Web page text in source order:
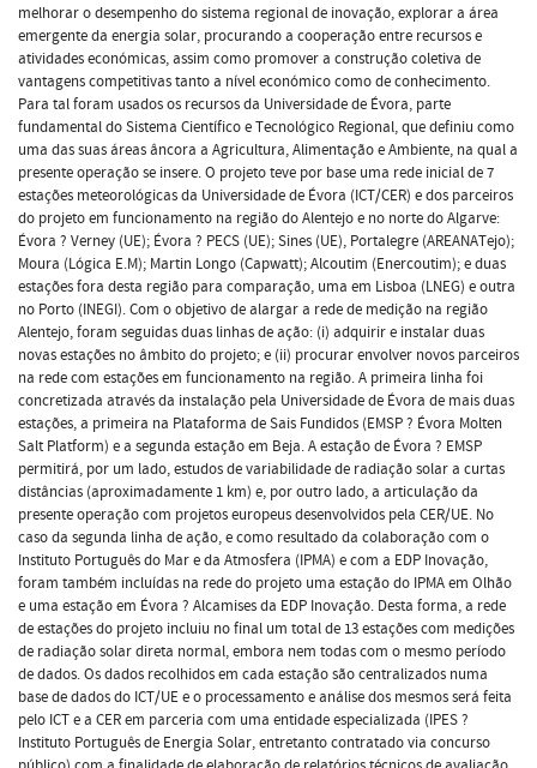
melhorar o desempenho do sistema regional de inovação, explorar a área
emergente da energia solar, procurando a cooperação entre recursos e
atividades económicas, assim como promover a construção coletiva de
vantagens competitivas tanto a nível económico como de conhecimento.
Para tal foram usados os recursos da Universidade de Évora, parte
fundamental do Sistema Científico e Tecnológico Regional, que definiu como
uma das suas áreas âncora a Agricultura, Alimentação e Ambiente, na qual a
presente operação se insere. O projeto teve por base uma rede inicial de 7
estações meteorológicas da Universidade de Évora (ICT/CER) e dos parceiros
do projeto em funcionamento na região do Alentejo e no norte do Algarve:
Évora ? Verney (UE); Évora ? PECS (UE); Sines (UE), Portalegre (AREANATejo);
Moura (Lógica E.M); Martin Longo (Capwatt); Alcoutim (Enercoutim); e duas
estações fora desta região para comparação, uma em Lisboa (LNEG) e outra
no Porto (INEGI). Com o objetivo de alargar a rede de medição na região
Alentejo, foram seguidas duas linhas de ação: (i) adquirir e instalar duas
novas estações no âmbito do projeto; e (ii) procurar envolver novos parceiros
na rede com estações em funcionamento na região. A primeira linha foi
concretizada através da instalação pela Universidade de Évora de mais duas
estações, a primeira na Plataforma de Sais Fundidos (EMSP ? Évora Molten
Salt Platform) e a segunda estação em Beja. A estação de Évora ? EMSP
permitirá, por um lado, estudos de variabilidade de radiação solar a curtas
distâncias (aproximadamente 1 km) e, por outro lado, a articulação da
presente operação com projetos europeus desenvolvidos pela CER/UE. No
caso da segunda linha de ação, e como resultado da colaboração com o
Instituto Português do Mar e da Atmosfera (IPMA) e com a EDP Inovação,
foram também incluídas na rede do projeto uma estação do IPMA em Olhão
e uma estação em Évora ? Alcamises da EDP Inovação. Desta forma, a rede
de estações do projeto incluiu no final um total de 13 estações com medições
de radiação solar direta normal, embora nem todas com o mesmo período
de dados. Os dados recolhidos em cada estação são centralizados numa
base de dados do ICT/UE e o processamento e análise dos mesmos será feita
pelo ICT e a CER em parceria com uma entidade especializada (IPES ?
Instituto Português de Energia Solar, entretanto contratado via concurso